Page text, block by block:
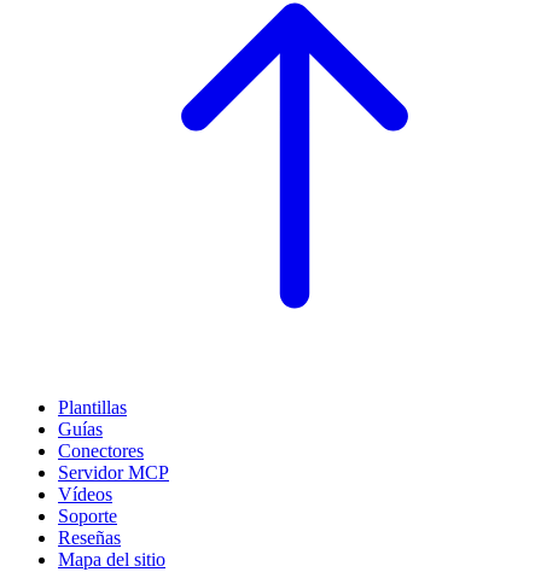
Plantillas
Guías
Conectores
Servidor MCP
Vídeos
Soporte
Reseñas
Mapa del sitio